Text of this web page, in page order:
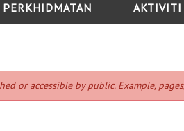
PERKHIDMATAN AKTIVITI
or accessible by public. Example,